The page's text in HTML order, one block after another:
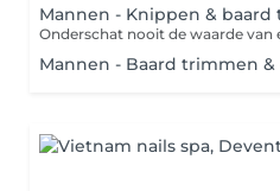
Mannen - Knippen &
Mannen - Baard trimmen